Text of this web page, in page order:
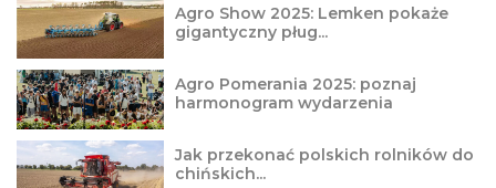
Agro Show 2025: Lemken pokaże
gigantyczny pług...
Agro Pomerania 2025: poznaj
harmonogram wydarzenia
Jak przekonać polskich rolników do
chińskich...